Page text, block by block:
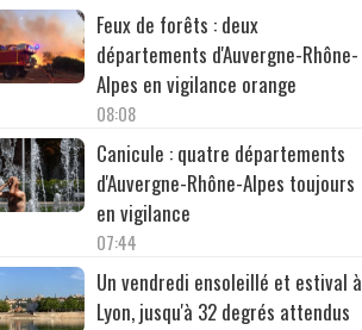
Feux de forêts : deux
départements d'Auvergne-Rhône-
Alpes en vigilance orange
08:08
Canicule : quatre départements
d'Auvergne-Rhône-Alpes toujours
en vigilance
07:44
Un vendredi ensoleillé et estival à
Lyon, jusqu'à 32 degrés attendus